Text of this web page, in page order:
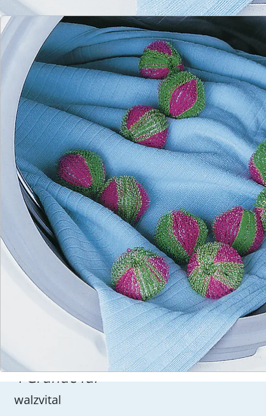
Katalog bestellen
Newsletter abonnieren
Wir sind für Sie da
Service-Hotline
4 Gründe für
walzvital